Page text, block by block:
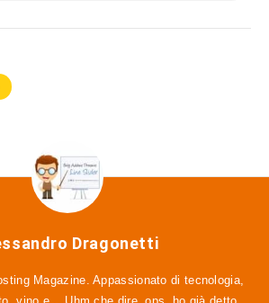
Dragonetti
Magazine. Appassionato di tecnologia,